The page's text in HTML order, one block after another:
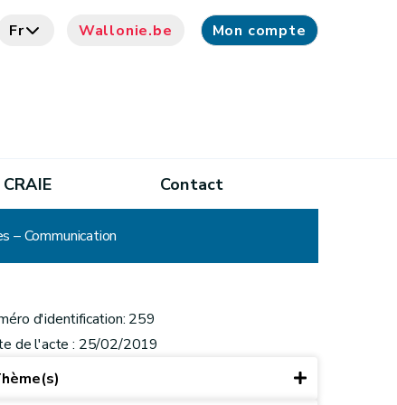
Fr Wallonie.be Mon compte
CRAIE Contact
– Communication
d'identification: 259
de l'acte : 25/02/2019